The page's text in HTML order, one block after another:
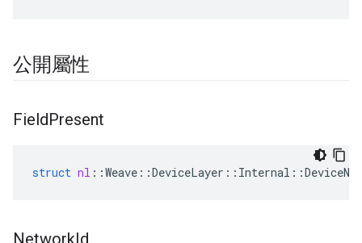
公開屬性
FieldPresent
struct nl ::Weave ::DeviceLayer :: Internal ::
NetworkId